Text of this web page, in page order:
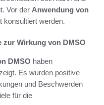
Vor der Anwendung von
konsultiert werden.
Wirkung von DMSO
DMSO haben
Es wurden positive
und Beschwerden
für die